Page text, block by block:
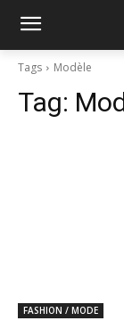
Tags Modèle
Tag:
FASHION / MODE